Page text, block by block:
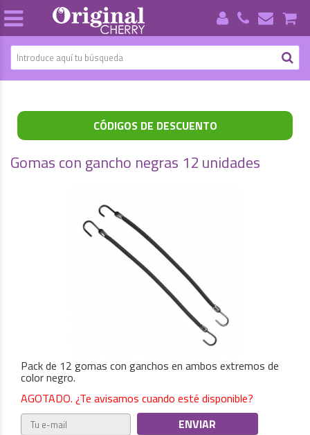
CÓDIGOS DE DESCUENTO
Gomas con gancho negras 12 unidades
Pack de 12 gomas con ganchos en ambos extremos de
color negro.
AGOTADO. ¿Te avisamos cuando esté disponible?